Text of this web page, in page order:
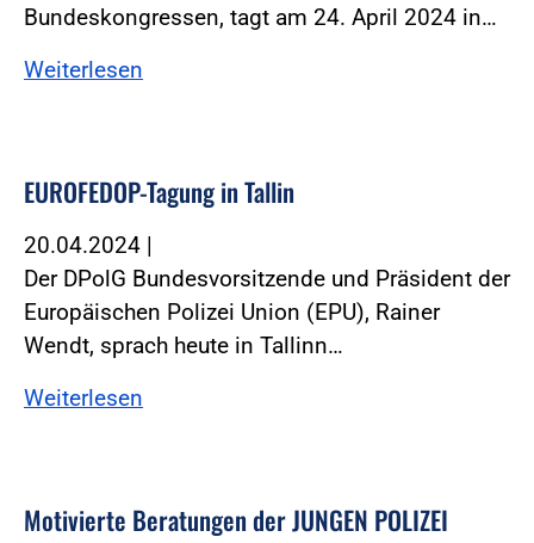
Bundeskongressen, tagt am 24. April 2024 in…
Weiterlesen
EUROFEDOP-Tagung in Tallin
20.04.2024 |
Der DPolG Bundesvorsitzende und Präsident der
Europäischen Polizei Union (EPU), Rainer
Wendt, sprach heute in Tallinn…
Weiterlesen
Motivierte Beratungen der JUNGEN POLIZEI